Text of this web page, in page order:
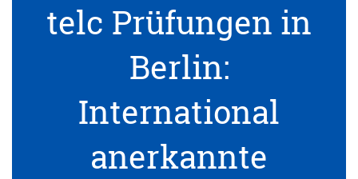
telc Prüfungen in
Berlin:
International
anerkannte